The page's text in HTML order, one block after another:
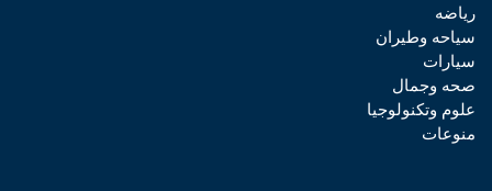
رياضه
سياحه وطيران
سيارات
صحه وجمال
علوم وتكنولوجيا
منوعات